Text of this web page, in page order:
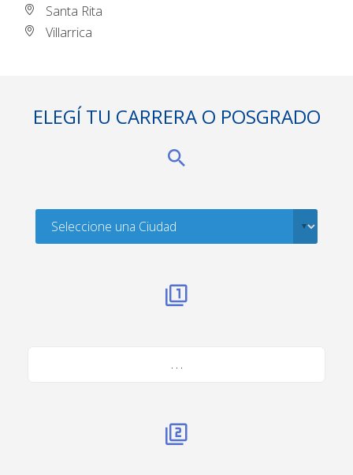
Santa Rita
Villarrica
ELEGÍ TU CARRERA O POSGRADO
. . .